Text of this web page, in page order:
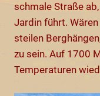
schmale Straße
Jardin führt.
steilen
zu sein. Auf 1700
Temperaturen